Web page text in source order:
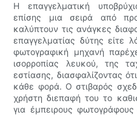
Η επαγγελματική
επίσης μια σειρά από
καλύπτουν τις ανάγκες
επαγγελματίας δύτης είτε
φωτογραφική μηχανή
ισορροπίας λευκού, της
εστίασης, διασφαλίζοντας
κάθε φορά. Ο στιβαρός
χρήστη διεπαφή του το
για έμπειρους